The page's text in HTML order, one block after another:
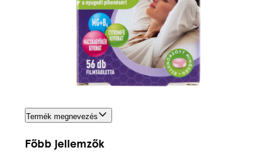
Termék megnevezés
Főbb jellemzők